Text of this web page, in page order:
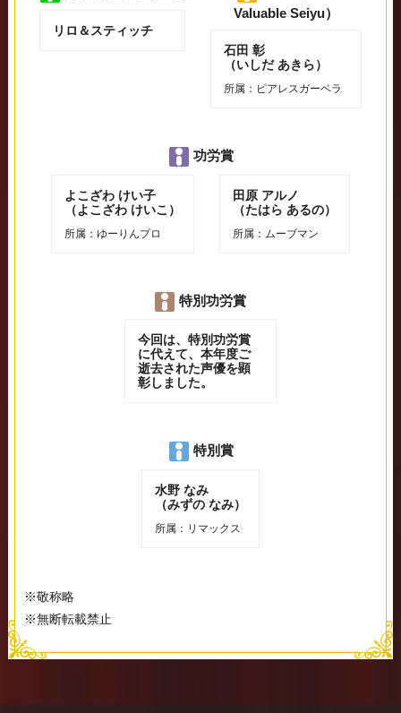
リロ＆スティッチ
Valuable Seiyu）
⽯⽥ 彰
（いしだ あきら）
所属：ピアレスガーベラ
功労賞
よこざわ けい子
（よこざわ けいこ）
所属：ゆーりんプロ
田原 アルノ
（たはら あるの）
所属：ムーブマン
特別功労賞
今回は、特別功労賞
に代えて、本年度ご
逝去された声優を顕
彰しました。
特別賞
水野 なみ
（みずの なみ）
所属：リマックス
※敬称略
※無断転載禁止